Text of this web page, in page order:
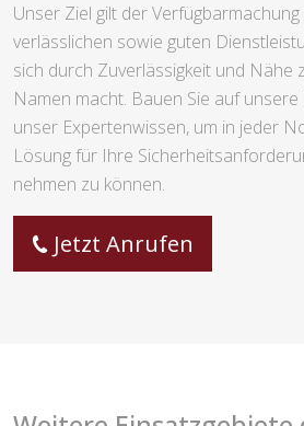
Unser Ziel gilt der
verlässlichen sowie guten
sich durch Zuverlässigkeit und Nähe
Namen macht. Bauen Sie auf
unser Expertenwissen, um in jeder
Lösung für Ihre
nehmen zu können.
Jetzt Anrufen